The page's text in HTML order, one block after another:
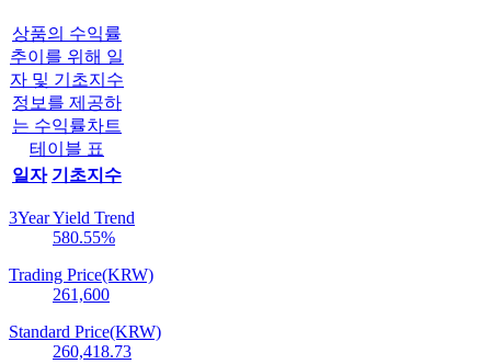
상품의 수익률
추이를 위해 일
자 및 기초지수
정보를 제공하
는 수익률차트
테이블 표
일자 기초지수
3Year Yield Trend
580.55%
Trading Price(KRW)
261,600
Standard Price(KRW)
260,418.73